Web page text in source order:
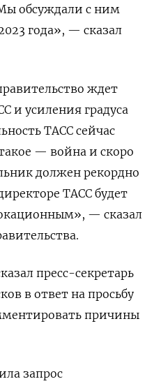
обсуждали с ним
года», — сказал
ждет
и усиления градуса
ТАСС сейчас
— война и скоро
должен рекордно
ТАСС будет
— сказал
пресс-секретарь
в ответ на просьбу
причины
запрос